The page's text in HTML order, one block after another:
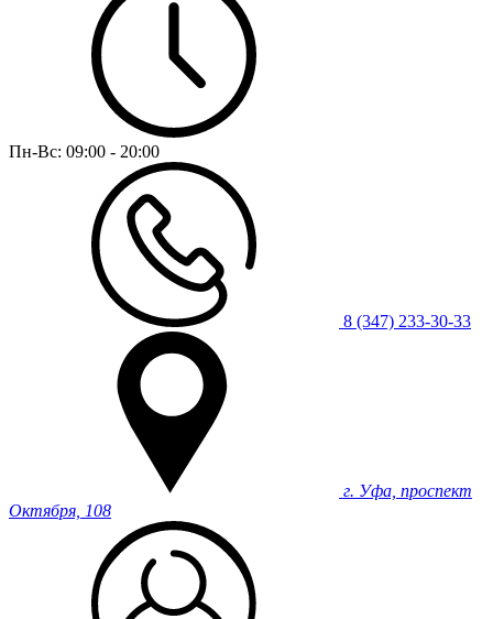
Пн-Вс: 09:00 - 20:00
8 (347) 233-30-33
г. Уфа, проспект
Октября, 108